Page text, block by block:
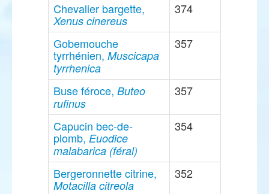
Chevalier bargette,
Xenus cinereus
374
Gobemouche
tyrrhénien, Muscicapa
tyrrhenica
357
Buse féroce, Buteo
rufinus
357
Capucin bec-de-
plomb, Euodice
malabarica (féral)
354
Bergeronnette citrine,
Motacilla citreola
352